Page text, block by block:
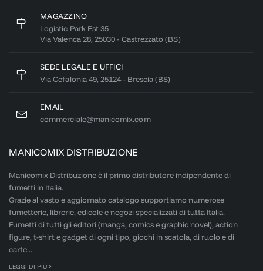
MAGAZZINO
Logistic Park Est 35
Via Valenca 28, 25030 - Castrezzato (BS)
SEDE LEGALE E UFFICI
Via Cefalonia 49, 25124 - Brescia (BS)
EMAIL
commerciale@manicomix.com
MANICOMIX DISTRIBUZIONE
Manicomix Distribuzione è il primo distributore indipendente di
fumetti in Italia.
Grazie al vasto e aggiornato catalogo supportiamo numerose
fumetterie, librerie, edicole e negozi specializzati di tutta Italia.
Fumetti di tutti gli editori (manga, comics e graphic novel), action
figure, t-shirt e gadget di ogni tipo, giochi in scatola, di ruolo e di
carte...
LEGGI DI PIÙ